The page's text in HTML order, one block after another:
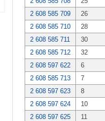
2 608 585 709
26
2 608 585 710
28
2 608 585 711
30
2 608 585 712
32
2 608 597 622
6
2 608 585 713
7
2 608 597 623
8
2 608 597 624
10
2 608 597 625
11